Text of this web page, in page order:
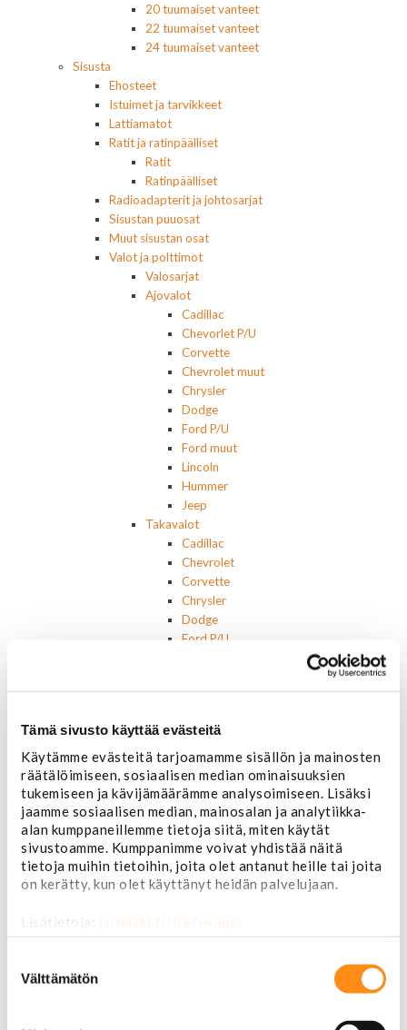
Tämä sivusto käyttää evästeitä
Käytämme evästeitä tarjoamamme sisällön ja mainosten
räätälöimiseen, sosiaalisen median ominaisuuksien
tukemiseen ja kävijämäärämme analysoimiseen. Lisäksi
jaamme sosiaalisen median, mainosalan ja analytiikka-
alan kumppaneillemme tietoja siitä, miten käytät
sivustoamme. Kumppanimme voivat yhdistää näitä
tietoja muihin tietoihin, joita olet antanut heille tai joita
on kerätty, kun olet käyttänyt heidän palvelujaan.
Lisätietoja: jarimaki.fi/tietosuoja
valinta
Välttämätön
20 tuumaiset vanteet
22 tuumaiset vanteet
24 tuumaiset vanteet
Sisusta
Ehosteet
Istuimet ja tarvikkeet
Lattiamatot
Ratit ja ratinpäälliset
Ratit
Ratinpäälliset
Radioadapterit ja johtosarjat
Sisustan puuosat
Muut sisustan osat
Valot ja polttimot
Valosarjat
Ajovalot
Cadillac
Chevorlet P/U
Corvette
Chevrolet muut
Chrysler
Dodge
Ford P/U
Ford muut
Lincoln
Hummer
Jeep
Takavalot
Cadillac
Chevrolet
Corvette
Chrysler
Dodge
Ford P/U
Jeep
Muut
Parkit / Vilkut
Sumu- ja peruutusvalot
Sivuvalot ja markerit
Polttimot
Sähköosat
Akut
Lasinnostin- ja keskuslukon moottorit
Laturit ja laturin osat
Laturin osat